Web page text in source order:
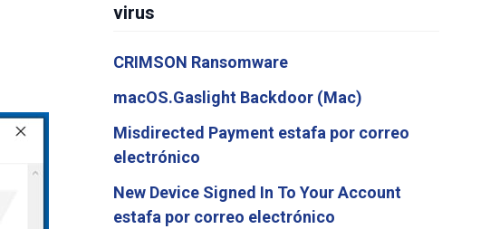
virus
CRIMSON Ransomware
macOS.Gaslight Backdoor (Mac)
Misdirected Payment estafa por correo
electrónico
New Device Signed In To Your Account
estafa por correo electrónico